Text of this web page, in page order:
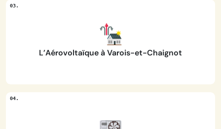
L’Aérovoltaïque à Varois-et-Chaignot